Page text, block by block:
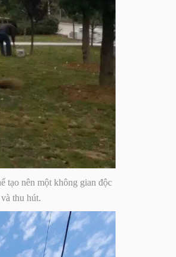
tạo nên một không gian độc
thu hút.